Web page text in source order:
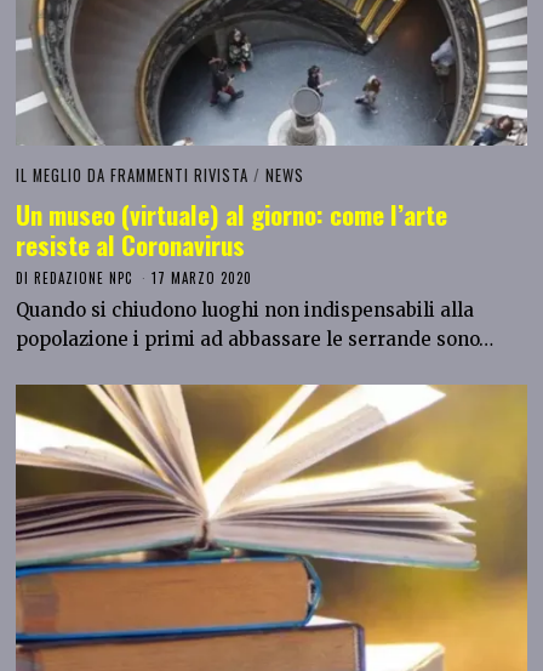
IL MEGLIO DA FRAMMENTI RIVISTA / NEWS
Un museo (virtuale) al giorno: come l’arte
resiste al Coronavirus
DIREDAZIONE NPC 17 MARZO 2020
Quando si chiudono luoghi non indispensabili alla
popolazione i primi ad abbassare le serrande sono…